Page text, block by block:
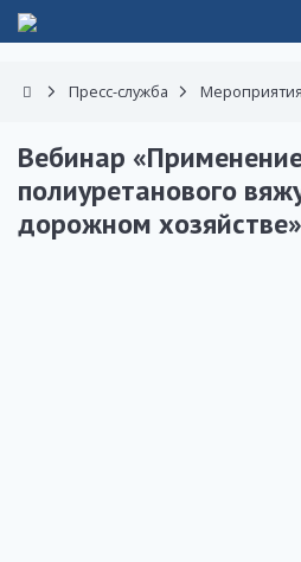
Пресс-служба Мероприятия
Вебинар
полиуретанового
дорожном хозяйстве»